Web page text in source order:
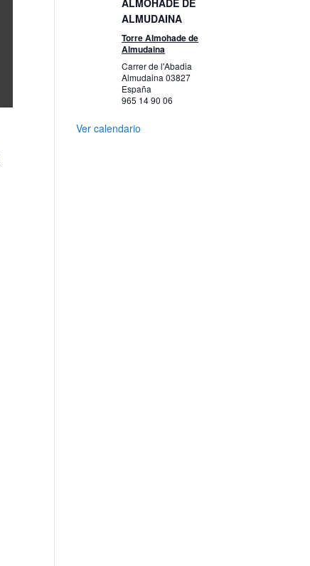
ALMOHADE DE
ALMUDAINA
Torre Almohade de
Almudaina
Carrer de l'Abadia
Almudaina03827
España
965 14 90 06
Ver calendario